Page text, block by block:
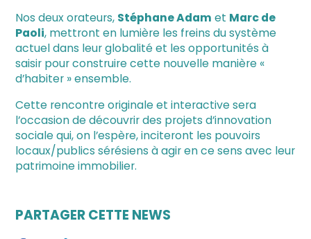
Nos deux orateurs, Stéphane Adam et Marc de
Paoli, mettront en lumière les freins du système
actuel dans leur globalité et les opportunités à
saisir pour construire cette nouvelle manière «
d’habiter » ensemble.
Cette rencontre originale et interactive sera
l’occasion de découvrir des projets d’innovation
sociale qui, on l’espère, inciteront les pouvoirs
locaux/publics sérésiens à agir en ce sens avec leur
patrimoine immobilier.
PARTAGER CETTE NEWS